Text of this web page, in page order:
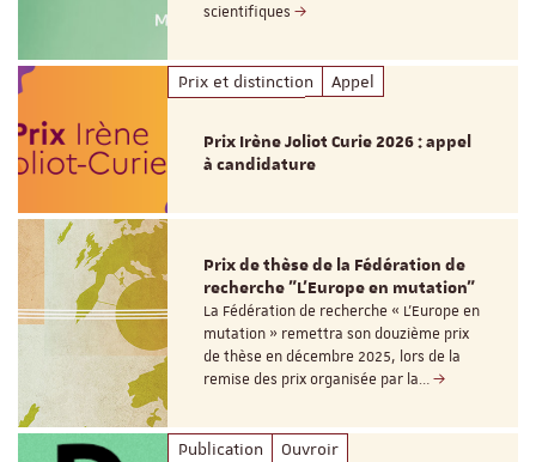
scientifiques
Prix et distinction Appel
Prix Irène Joliot Curie 2026 : appel
à candidature
Prix de thèse de la Fédération de
recherche "L’Europe en mutation"
La Fédération de recherche « L’Europe en
mutation » remettra son douzième prix
de thèse en décembre 2025, lors de la
remise des prix organisée par la…
Publication Ouvroir